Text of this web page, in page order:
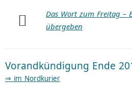
Das Wort zum Frei­tag –
übergeben
Vorandkündigung Ende
⇒ im Nordkurier